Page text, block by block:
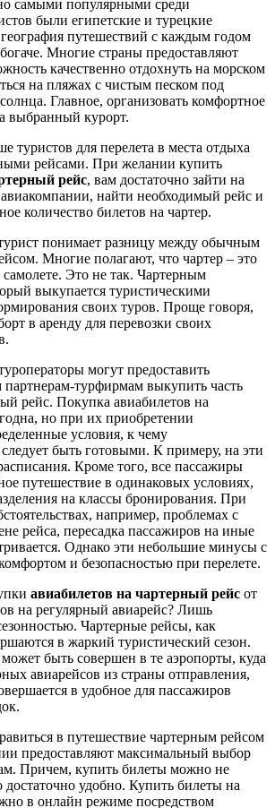
самыми популярными среди
были египетские и турецкие
путешествий с каждым годом
Многие страны предоставляют
качественно отдохнуть на морском
на пляжах с чистым песком под
Главное, организовать комфортное
выбранный курорт.
туристов для перелета в места отдыха
рейсами. При желании купить
рейс, вам достаточно зайти на
найти необходимый рейс и
количество билетов на чартер.
понимает разницу между обычным
Многие полагают, что чартер – это
самолете. Это не так. Чартерным
выкупается туристическими
своих туров. Проще говоря,
в аренду для перевозки своих
могут предоставить
турфирмам выкупить часть
рейс. Покупка авиабилетов на
но при их приобретении
условия, к чему
быть готовыми. К примеру, на эти
Кроме того, все пассажиры
путешествие в одинаковых условиях,
на классы бронирования. При
например, проблемах с
рейса, пересадка пассажиров на иные
Однако эти небольшие минусы с
и безопасностью при перелете.
авиабилетов на чартерный рейс от
на регулярный авиарейс? Лишь
Чартерные рейсы, как
в жаркий туристический сезон.
быть совершен в те аэропорты, куда
авиарейсов из страны отправления,
в удобное для пассажиров
в путешествие чартерным рейсом
предоставляют максимальный выбор
Причем, купить билеты можно не
достаточно удобно. Купить билеты на
в онлайн режиме посредством